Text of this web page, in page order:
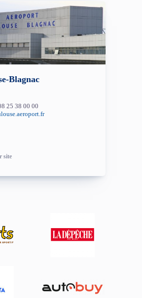
Blagnac
25 38 00 00
site